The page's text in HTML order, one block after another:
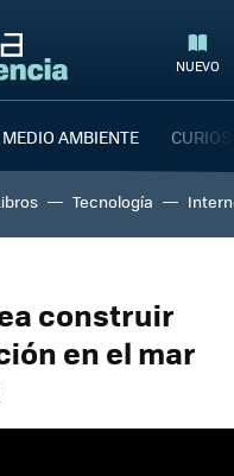
NUEVO
MEDIO AMBIENTE
Tecnología
construir
en el mar